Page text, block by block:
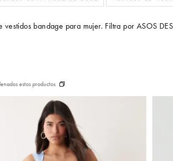
bandage para mujer. Filtra por ASOS
estos productos